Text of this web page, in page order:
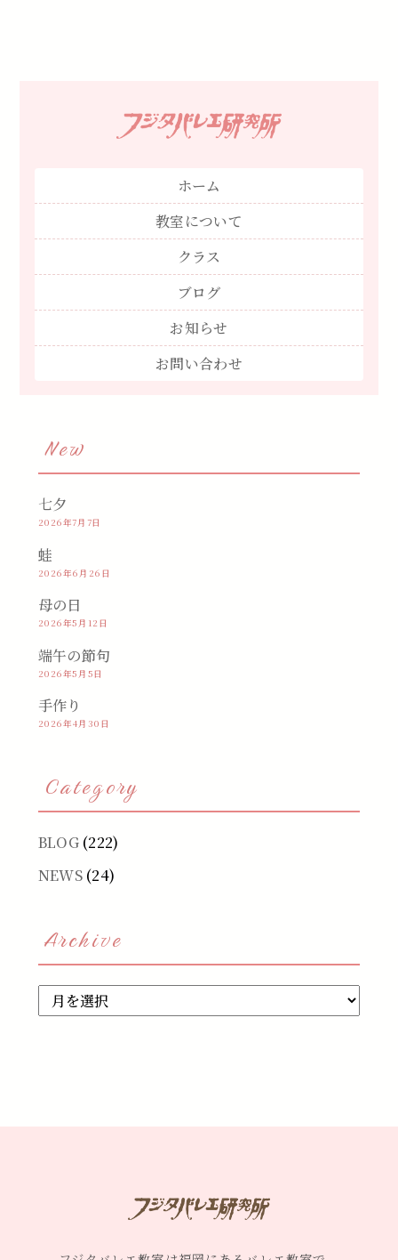
ホーム
教室について
クラス
ブログ
お知らせ
お問い合わせ
New
七夕
2026年7月7日
蛙
2026年6月26日
母の日
2026年5月12日
端午の節句
2026年5月5日
手作り
2026年4月30日
Category
BLOG(222)
NEWS(24)
Archive
Archive